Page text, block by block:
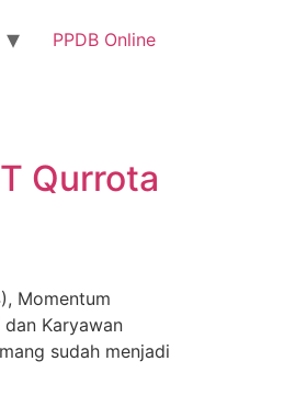
PPDB Online
Qurrota
Momentum
dan Karyawan
sudah menjadi